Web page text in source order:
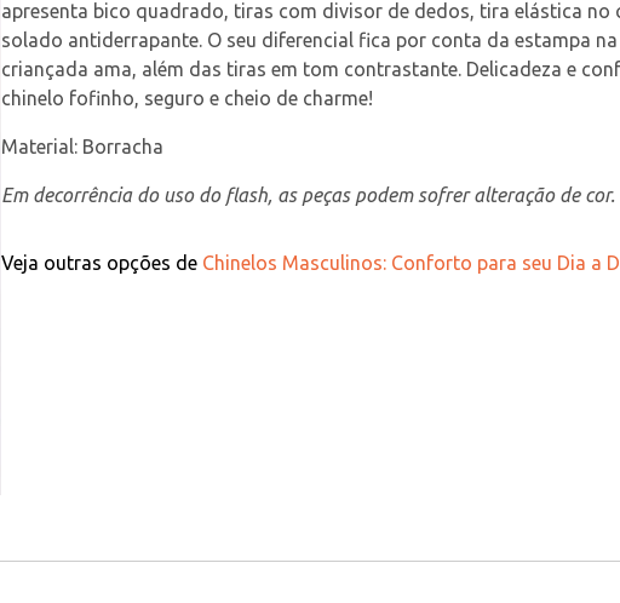
apresenta bico quadrado, tiras com divisor de dedos, tira elástica no
solado antiderrapante. O seu diferencial fica por conta da estampa
criançada ama, além das tiras em tom contrastante. Delicadeza e
chinelo fofinho, seguro e cheio de charme!
Material: Borracha
Em decorrência do uso do flash, as peças podem sofrer alteração de cor.
Veja outras opções de Chinelos Masculinos: Conforto para seu Dia a